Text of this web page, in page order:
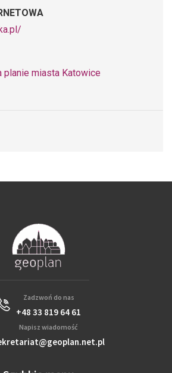
planie miasta Katowice
Zadzwoń do nas
+48 33 819 64 61
Napisz wiadomość